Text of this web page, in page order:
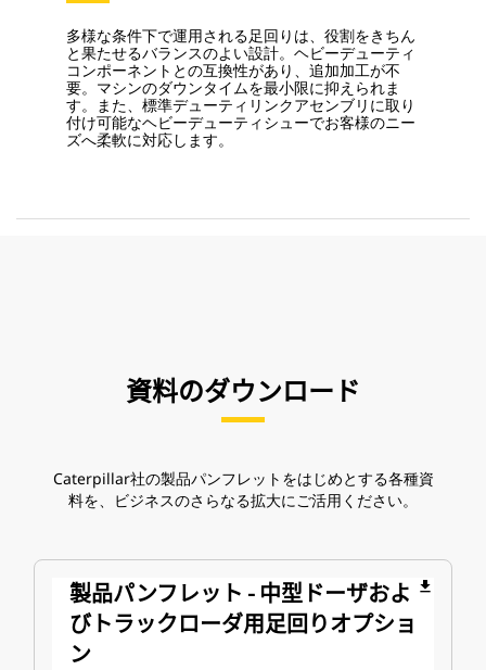
多様な条件下で運用される足回りは、役割をきちん
と果たせるバランスのよい設計。ヘビーデューティ
コンポーネントとの互換性があり、追加加工が不
要。マシンのダウンタイムを最小限に抑えられま
す。また、標準デューティリンクアセンブリに取り
付け可能なヘビーデューティシューでお客様のニー
ズへ柔軟に対応します。
資料のダウンロード
Caterpillar社の製品パンフレットをはじめとする各種資
料を、ビジネスのさらなる拡大にご活用ください。
製品パンフレット - 中型ドーザおよ
びトラックローダ用足回りオプショ
ン
file_download